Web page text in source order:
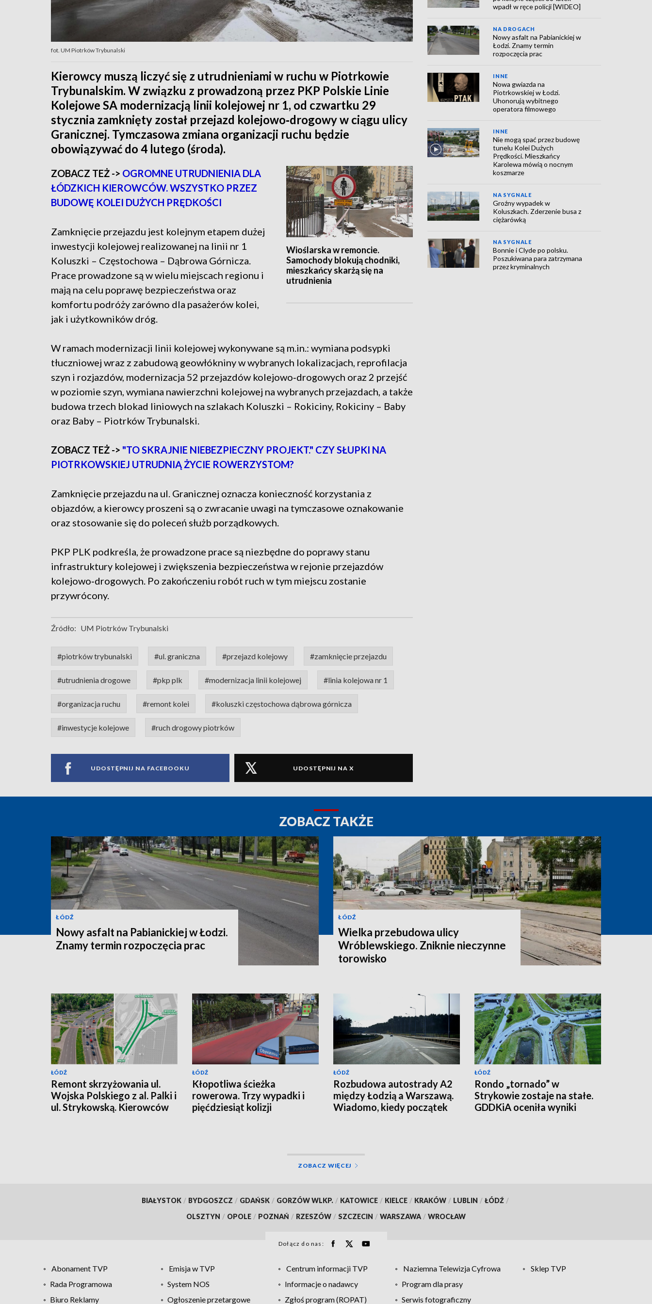
fot. UM Piotrków Trybunalski
Kierowcy muszą liczyć się z utrudnieniami w ruchu w Piotrkowie
Trybunalskim. W związku z prowadzoną przez PKP Polskie Linie
Kolejowe SA modernizacją linii kolejowej nr 1, od czwartku 29
stycznia zamknięty został przejazd kolejowo‑drogowy w ciągu ulicy
Granicznej. Tymczasowa zmiana organizacji ruchu będzie
obowiązywać do 4 lutego (środa).
Wioślarska w remoncie.
Samochody blokują chodniki,
mieszkańcy skarżą się na
utrudnienia
ZOBACZ TEŻ -> OGROMNE UTRUDNIENIA DLA
ŁÓDZKICH KIEROWCÓW. WSZYSTKO PRZEZ
BUDOWĘ KOLEI DUŻYCH PRĘDKOŚCI
Zamknięcie przejazdu jest kolejnym etapem dużej
inwestycji kolejowej realizowanej na linii nr 1
Koluszki – Częstochowa – Dąbrowa Górnicza.
Prace prowadzone są w wielu miejscach regionu i
mają na celu poprawę bezpieczeństwa oraz
komfortu podróży zarówno dla pasażerów kolei,
jak i użytkowników dróg.
W ramach modernizacji linii kolejowej wykonywane są m.in.: wymiana podsypki
tłuczniowej wraz z zabudową geowłókniny w wybranych lokalizacjach, reprofilacja
szyn i rozjazdów, modernizacja 52 przejazdów kolejowo‑drogowych oraz 2 przejść
w poziomie szyn, wymiana nawierzchni kolejowej na wybranych przejazdach, a także
budowa trzech blokad liniowych na szlakach Koluszki – Rokiciny, Rokiciny – Baby
oraz Baby – Piotrków Trybunalski.
ZOBACZ TEŻ -> "TO SKRAJNIE NIEBEZPIECZNY PROJEKT." CZY SŁUPKI NA
PIOTRKOWSKIEJ UTRUDNIĄ ŻYCIE ROWERZYSTOM?
Zamknięcie przejazdu na ul. Granicznej oznacza konieczność korzystania z
objazdów, a kierowcy proszeni są o zwracanie uwagi na tymczasowe oznakowanie
oraz stosowanie się do poleceń służb porządkowych.
PKP PLK podkreśla, że prowadzone prace są niezbędne do poprawy stanu
infrastruktury kolejowej i zwiększenia bezpieczeństwa w rejonie przejazdów
kolejowo‑drogowych. Po zakończeniu robót ruch w tym miejscu zostanie
przywrócony.
Źródło: UM Piotrków Trybunalski
#piotrków trybunalski #ul. graniczna #przejazd kolejowy #zamknięcie przejazdu
#utrudnienia drogowe #pkp plk #modernizacja linii kolejowej #linia kolejowa nr 1
#organizacja ruchu #remont kolei #koluszki częstochowa dąbrowa górnicza
#inwestycje kolejowe #ruch drogowy piotrków
UDOSTĘPNIJ NA FACEBOOKU UDOSTĘPNIJ NA X
wpadł w ręce policji [WIDEO]
NA DROGACH
Nowy asfalt na Pabianickiej w
Łodzi. Znamy termin
rozpoczęcia prac
INNE
Nowa gwiazda na
Piotrkowskiej w Łodzi.
Uhonorują wybitnego
operatora filmowego
INNE
Nie mogą spać przez budowę
tunelu Kolei Dużych
Prędkości. Mieszkańcy
Karolewa mówią o nocnym
koszmarze
NA SYGNALE
Groźny wypadek w
Koluszkach. Zderzenie busa z
ciężarówką
NA SYGNALE
Bonnie i Clyde po polsku.
Poszukiwana para zatrzymana
przez kryminalnych
ZOBACZ TAKŻE
ŁÓDŹ
Nowy asfalt na Pabianickiej w Łodzi.
Znamy termin rozpoczęcia prac
ŁÓDŹ
Wielka przebudowa ulicy
Wróblewskiego. Zniknie nieczynne
torowisko
ŁÓDŹ
Remont skrzyżowania ul.
Wojska Polskiego z al. Palki i
ul. Strykowską. Kierowców
ŁÓDŹ
Kłopotliwa ścieżka
rowerowa. Trzy wypadki i
pięćdziesiąt kolizji
ŁÓDŹ
Rozbudowa autostrady A2
między Łodzią a Warszawą.
Wiadomo, kiedy początek
ŁÓDŹ
Rondo „tornado” w
Strykowie zostaje na stałe.
GDDKiA oceniła wyniki
ZOBACZ WIĘCEJ
BIAŁYSTOK / BYDGOSZCZ / GDAŃSK / GORZÓW WLKP. / KATOWICE / KIELCE / KRAKÓW / LUBLIN / ŁÓDŹ /
OLSZTYN / OPOLE / POZNAŃ / RZESZÓW / SZCZECIN / WARSZAWA / WROCŁAW
Dołącz do nas:
Abonament TVP Emisja w TVP Centrum informacji TVP Naziemna Telewizja Cyfrowa
Sklep TVP
Rada Programowa
System NOS Informacje o nadawcy
Program dla prasy
Biuro Reklamy
Ogłoszenie przetargowe Zgłoś program (ROPAT) Serwis fotograficzny